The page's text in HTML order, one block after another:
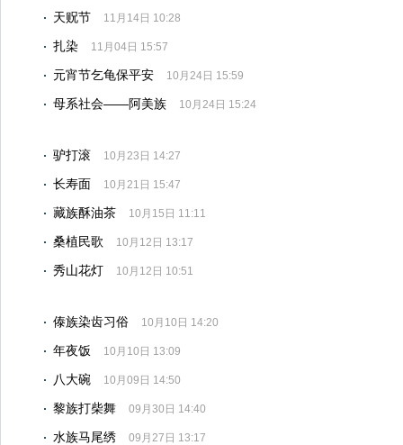
天贶节 11月14日 10:28
扎染 11月04日 15:57
元宵节乞龟保平安 10月24日 15:59
母系社会——阿美族 10月24日 15:24
驴打滚 10月23日 14:27
长寿面 10月21日 15:47
藏族酥油茶 10月15日 11:11
桑植民歌 10月12日 13:17
秀山花灯 10月12日 10:51
傣族染齿习俗 10月10日 14:20
年夜饭 10月10日 13:09
八大碗 10月09日 14:50
黎族打柴舞 09月30日 14:40
水族马尾绣 09月27日 13:17